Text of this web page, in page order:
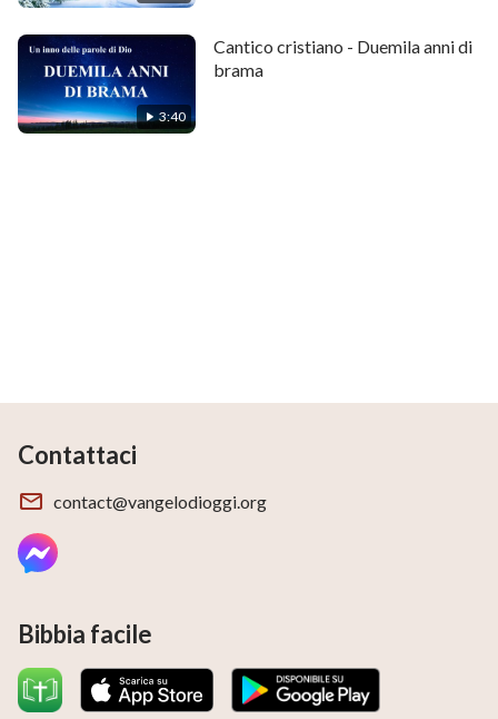
3:40
Cantico cristiano - Duemila anni di
brama
Contattaci
contact@vangelodioggi.org
Bibbia facile